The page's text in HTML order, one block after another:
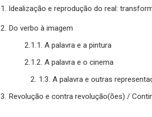
1. Idealização e reprodução do real:
2. Do verbo à imagem
2.1.1. A palavra e a pintura
2.1.2. A palavra e o cinema
2. 1.3. A palavra e outras
3. Revolução e contra revolução(ões) /